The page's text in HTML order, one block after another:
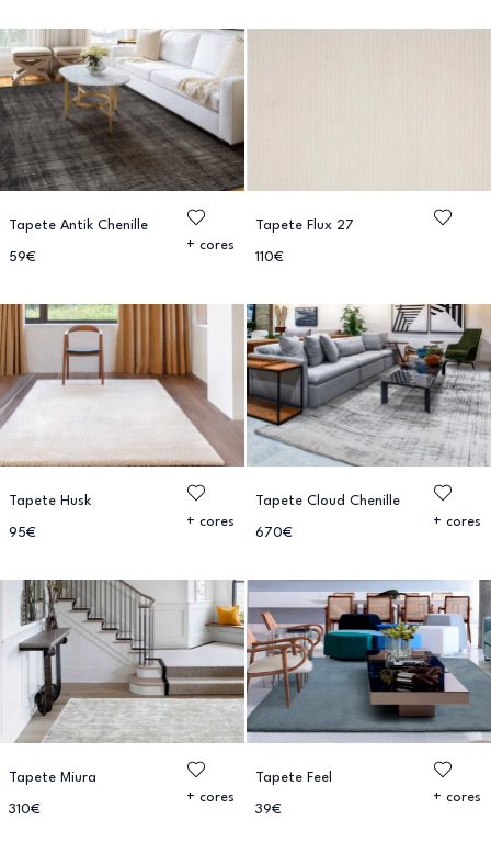
Tapete Antik Chenille
59€
+ cores
Tapete Flux 27
110€
Tapete Husk
95€
+ cores
Tapete Cloud Chenille
670€
+ cores
Tapete Miura
310€
+ cores
Tapete Feel
39€
+ cores